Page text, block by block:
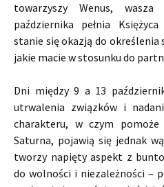
towarzyszy Wenus,
października pełnia
stanie się okazją do
jakie macie w stosunku do
Dni między 9 a 13
utrwalenia związków i
charakteru, w czym
Saturna, pojawią się jednak
tworzy napięty aspekt z
do wolności i niezależności –